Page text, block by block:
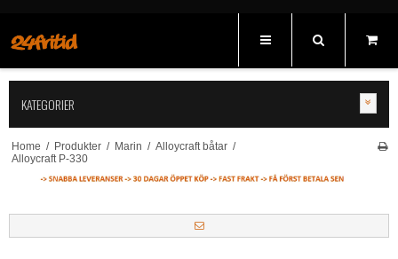
KATEGORIER
Home / Produkter / Marin / Alloycraft båtar /
Alloycraft P-330